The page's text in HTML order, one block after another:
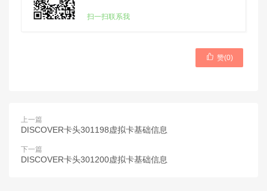
扫一扫联系我
 赞(0)
上一篇
DISCOVER卡头301198虚拟卡基础信息
下一篇
DISCOVER卡头301200虚拟卡基础信息